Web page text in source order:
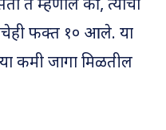
ते म्हणाले की, त्यांचा
फक्त १० आले. या
कमी जागा मिळतील